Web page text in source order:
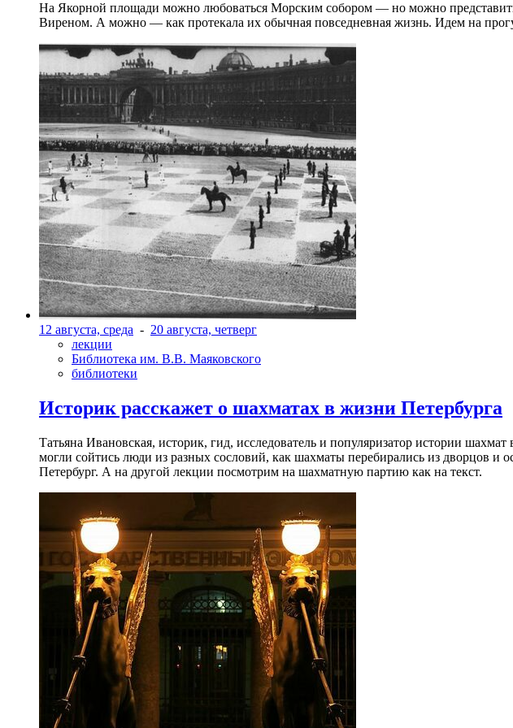
На Якорной площади можно любоваться Морским собором — но можно
Виреном. А можно — как протекала их обычная повседневная жизнь. Идем на
12 августа, среда - 20 августа, четверг
лекции
Библиотека им. В.В. Маяковского
библиотеки
Историк расскажет о шахматах в жизни Петербурга
Татьяна Ивановская, историк, гид, исследователь и популяризатор истории
могли сойтись люди из разных сословий, как шахматы перебирались из дворцов
Петербург. А на другой лекции посмотрим на шахматную партию как на текст.